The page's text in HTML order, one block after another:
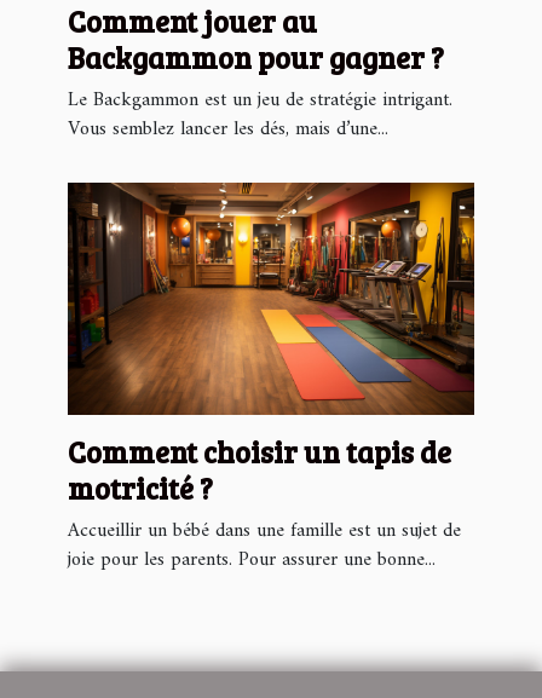
Comment jouer au
Backgammon pour gagner ?
Le Backgammon est un jeu de stratégie intrigant.
Vous semblez lancer les dés, mais d’une...
Comment choisir un tapis de
motricité ?
Accueillir un bébé dans une famille est un sujet de
joie pour les parents. Pour assurer une bonne...